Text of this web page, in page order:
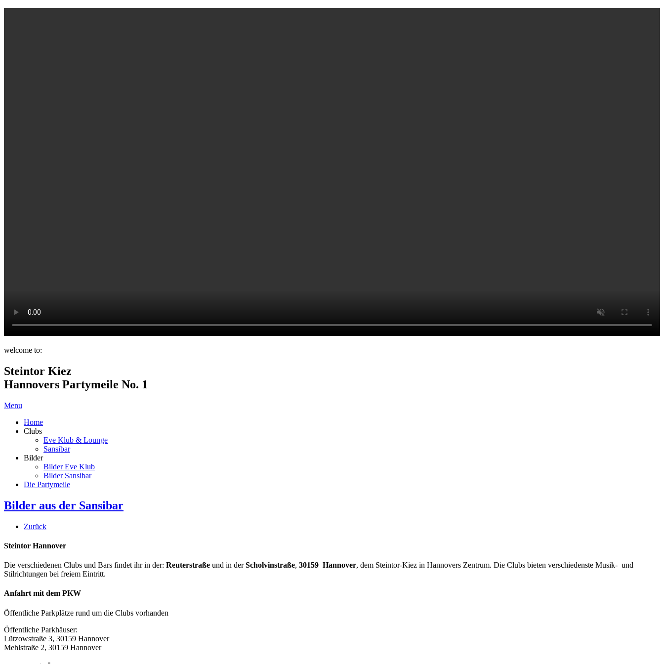
welcome to:
Steintor Kiez
Hannovers Partymeile No. 1
Menu
Home
Clubs
Eve Klub & Lounge
Sansibar
Bilder
Bilder Eve Klub
Bilder Sansibar
Die Partymeile
Bilder aus der Sansibar
Zurück
Steintor Hannover
Die verschiedenen Clubs und Bars findet ihr in der: Reuterstraße und in derScholvinstraße, 30159 Hannover, dem Steintor-Kiez in Hannovers Zentrum. Die Clubs bieten verschiedenste Musik- und
Stilrichtungen bei freiem Eintritt.
Anfahrt mit dem PKW
Öffentliche Parkplätze rund um die Clubs vorhanden
Öffentliche Parkhäuser:
Lützowstraße 3, 30159 Hannover
Mehlstraße 2, 30159 Hannover